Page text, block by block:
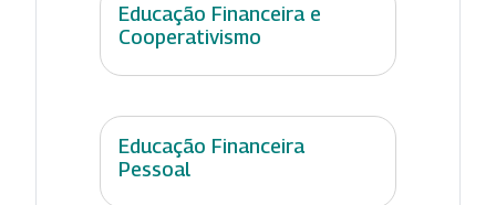
Educação Financeira e
Cooperativismo
Educação Financeira
Pessoal